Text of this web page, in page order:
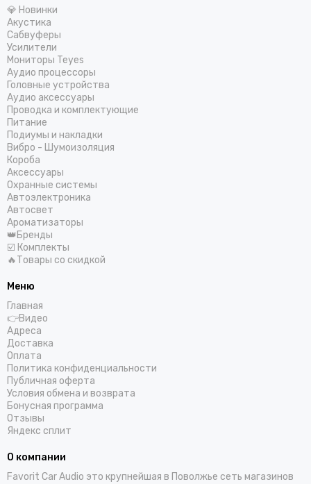
💎 Новинки
Акустика
Сабвуферы
Усилители
Мониторы Teyes
Аудио процессоры
Головные устройства
Аудио аксессуары
Проводка и комплектующие
Питание
Подиумы и накладки
Вибро - Шумоизоляция
Короба
Аксессуары
Охранные системы
Автоэлектроника
Автосвет
Ароматизаторы
👑Бренды
☑️ Комплекты
🔥Товары со скидкой
Меню
Главная
👉Видео
Адреса
Доставка
Оплата
Политика конфиденциальности
Публичная оферта
Условия обмена и возврата
Бонусная программа
Отзывы
Яндекс сплит
О компании
Favorit Car Audio это крупнейшая в Поволжье сеть магазинов